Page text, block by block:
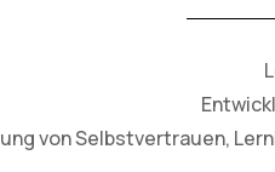
von Selbstvertrauen,